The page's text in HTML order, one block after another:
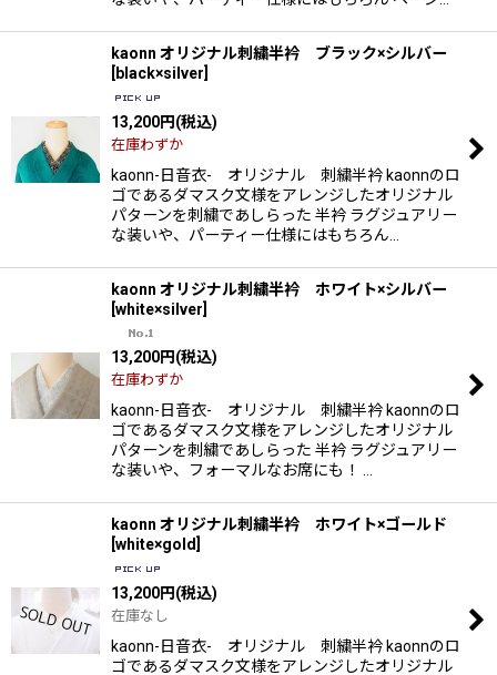
kaonn オリジナル刺繍半衿 ブラック×シルバー
black×silver
13,200円(税込)
在庫わずか
kaonn-日音衣- オリジナル 刺繍半衿 kaonnのロ
ゴであるダマスク文様をアレンジしたオリジナル
パターンを刺繍であしらった 半衿 ラグジュアリー
な装いや、パーティー仕様にはもちろん…
kaonn オリジナル刺繍半衿 ホワイト×シルバー
white×silver
13,200円(税込)
在庫わずか
kaonn-日音衣- オリジナル 刺繍半衿 kaonnのロ
ゴであるダマスク文様をアレンジしたオリジナル
パターンを刺繍であしらった 半衿 ラグジュアリー
な装いや、フォーマルなお席にも！ …
kaonn オリジナル刺繍半衿 ホワイト×ゴールド
white×gold
13,200円(税込)
在庫なし
kaonn-日音衣- オリジナル 刺繍半衿 kaonnのロ
ゴであるダマスク文様をアレンジしたオリジナル